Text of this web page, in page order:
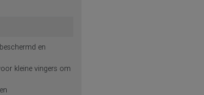
en
kleine vingers om